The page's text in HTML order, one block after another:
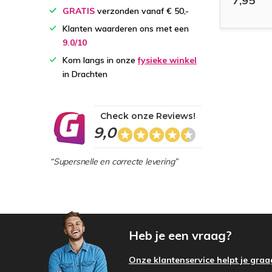
GRATIS verzonden vanaf € 50,-
Klanten waarderen ons met een
9.0/10
Kom langs in onzefysieke winkel
in Drachten
9,0
Check onze Reviews!
“Supersnelle en correcte levering”
Heb je een vraag?
Onze klantenservice helpt je